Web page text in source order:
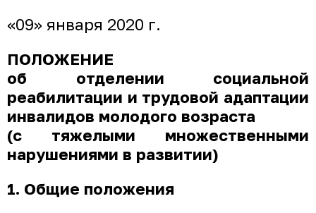
«09» января 2020 г.
ПОЛОЖЕНИЕ
об отделении социальной
реабилитации и трудовой адаптации
инвалидов молодого возраста
(с тяжелыми множественными
нарушениями в развитии)
1. Общие положения